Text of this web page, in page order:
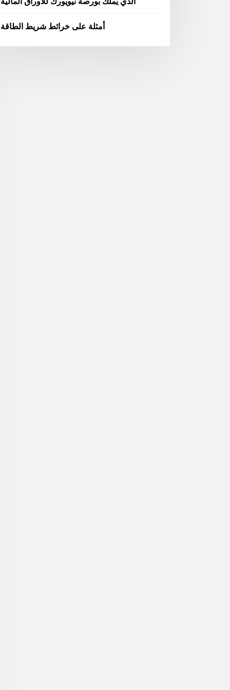
أمثلة على خرائط شريط الطاقة